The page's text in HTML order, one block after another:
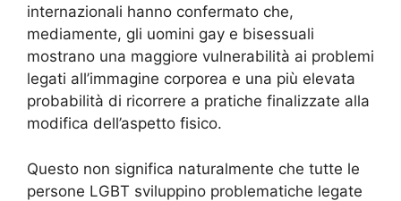
internazionali hanno confermato che,
mediamente, gli uomini gay e bisessuali
mostrano una maggiore vulnerabilità ai problemi
legati all’immagine corporea e una più elevata
probabilità di ricorrere a pratiche finalizzate alla
modifica dell’aspetto fisico.
Questo non significa naturalmente che tutte le
persone LGBT sviluppino problematiche legate